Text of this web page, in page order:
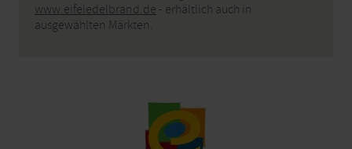
funktionieren kann. Dafür erhielt der Verein 2025
den EIFEL Award "Regionale Wertschöpfung".
Wer die Südeifel bereist, wird schnell von den vielen
www.eifeledelbrand.de - erhältlich auch in
ausgewählten Märkten.